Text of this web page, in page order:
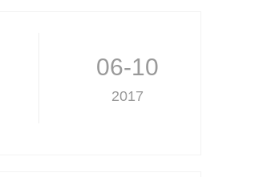
06-10
2017